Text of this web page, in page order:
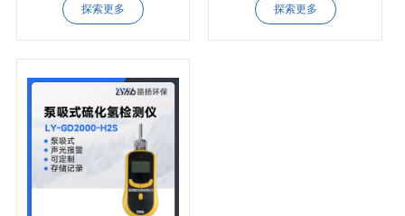
探索更多 探索更多